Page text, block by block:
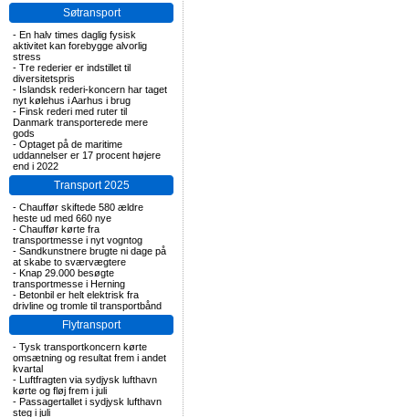
Søtransport
- En halv times daglig fysisk
aktivitet kan forebygge alvorlig
stress
- Tre rederier er indstillet til
diversitetspris
- Islandsk rederi-koncern har taget
nyt kølehus i Aarhus i brug
- Finsk rederi med ruter til
Danmark transporterede mere
gods
- Optaget på de maritime
uddannelser er 17 procent højere
end i 2022
Transport 2025
- Chauffør skiftede 580 ældre
heste ud med 660 nye
- Chauffør kørte fra
transportmesse i nyt vogntog
- Sandkunstnere brugte ni dage på
at skabe to sværvægtere
- Knap 29.000 besøgte
transportmesse i Herning
- Betonbil er helt elektrisk fra
drivline og tromle til transportbånd
Flytransport
- Tysk transportkoncern kørte
omsætning og resultat frem i andet
kvartal
- Luftfragten via sydjysk lufthavn
kørte og fløj frem i juli
- Passagertallet i sydjysk lufthavn
steg i juli